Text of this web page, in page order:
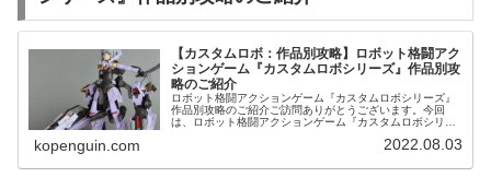
【カスタムロボ：作品別攻略】ロボット格闘アク
ションゲーム『カスタムロボシリーズ』作品別攻
略のご紹介
ロボット格闘アクションゲーム『カスタムロボシリーズ』
作品別攻略のご紹介ご訪問ありがとうございます。今回
は、ロボット格闘アクションゲーム『カスタムロボシリー
kopenguin.com 2022.08.03